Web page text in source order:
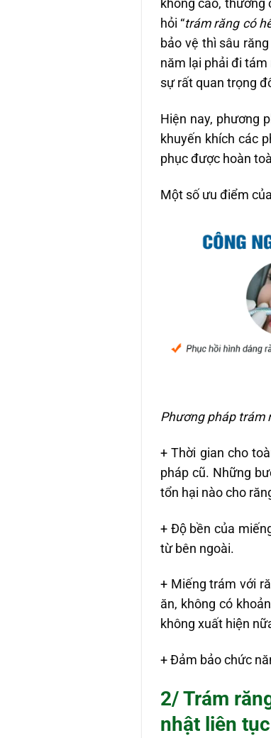
không cao, thường
hỏi “trám răng có
bảo vệ thì sâu
năm lại phải đi
sự rất quan trọng
Hiện nay, phương
khuyến khích các
phục được hoàn
Một số ưu điểm
Phương pháp trám
+ Thời gian cho
pháp cũ. Những
tổn hại nào cho
+ Độ bền của
từ bên ngoài.
+ Miếng trám với
ăn, không có
không xuất hiện
+ Đảm bảo chức
2/ Trám
nhật liên tục